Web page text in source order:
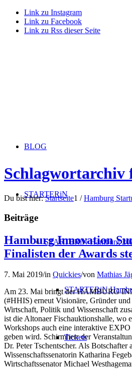
Link zu Instagram
Link zu Facebook
Link zu Rss dieser Seite
BLOG
STARTERiN
STARTERiN Hamburg
STARTERiN
Tickets
Du bist hier: Startseite1 / Hamburg
Beiträge
Hamburg Innovation
Finalisten der Awards
7. Mai 2019/in Quickies/von Mathias
Am 23. Mai bringt der HAMBURG
(#HHIS) erneut Visionäre, Gründer und
Wirtschaft, Politik und Wissenschaft
ist die Altonaer Fischauktionshalle, wo
Workshops auch eine interaktive
geben wird. Schirmherr der
Dr. Peter Tschentscher. Als Botschafter
Wissenschaftssenatorin Katharina
Wirtschaftssenator Michael